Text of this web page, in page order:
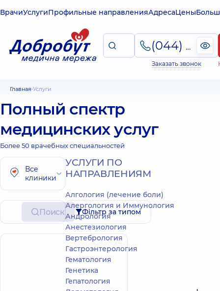
ВрачиУслугиПрофильные направленияАдресаЦены
(044) 495-2-888
Заказать звонок
Главная Услуги
Полный спектр
медицинских услуг
Более 50 врачебных специальностей
Все
клиники
Поиск Фільтр за типом
УСЛУГИ ПО
НАПРАВЛЕНИЯМ
Алгология (лечение боли)
Алергология и Иммунология
Андрология
Анестезиология
Вертебрология
Гастроэнтерология
Гематология
Генетика
Гепатология